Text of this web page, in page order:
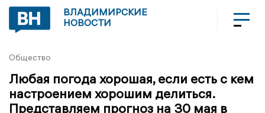
ВЛАДИМИРСКИЕ
НОВОСТИ
Общество
Любая погода хорошая, если есть с кем
настроением хорошим делиться.
Представляем прогноз на 30 мая в